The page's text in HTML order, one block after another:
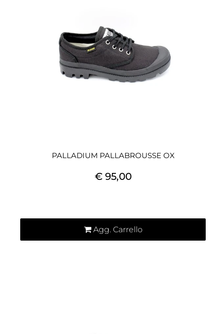
PALLADIUM PALLABROUSSE OX
€ 95,00
Agg. Carrello